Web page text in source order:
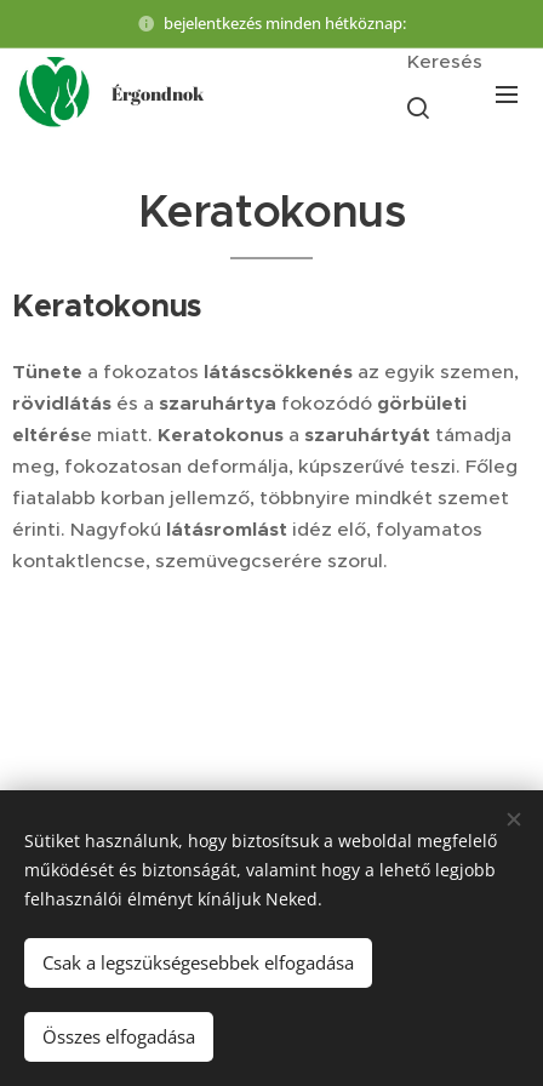
bejelentkezés minden hétköznap:
Érgondnok
Keresés
Keratokonus
Keratokonus
Tünete a fokozatos látáscsökkenés az egyik szemen,
rövidlátás és a szaruhártya fokozódó görbületi
eltérése miatt. Keratokonus a szaruhártyát támadja
meg, fokozatosan deformálja, kúpszerűvé teszi. Főleg
fiatalabb korban jellemző, többnyire mindkét szemet
érinti. Nagyfokú látásromlást idéz elő, folyamatos
kontaktlencse, szemüvegcserére szorul.
+36-30-387-3731
Webnode
Sütiket használunk, hogy biztosítsuk a weboldal megfelelő
működését és biztonságát, valamint hogy a lehető legjobb
felhasználói élményt kínáljuk Neked.
Csak a legszükségesebbek elfogadása
Összes elfogadása